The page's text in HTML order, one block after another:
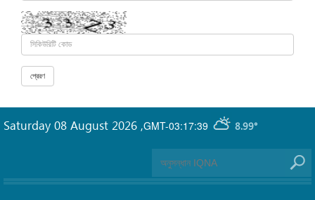
GMT-03:17:39 8.99°
Saturday 08 August 2026 ,